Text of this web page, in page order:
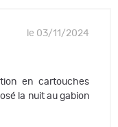
le 03/11/2024
en cartouches
la nuit au gabion